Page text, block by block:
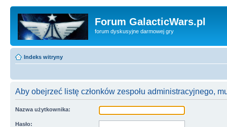
Forum GalacticWars.pl
forum dyskusyjne darmowej gry
Indeks witryny
Aby obejrzeć listę członków zespołu administracyjnego,
Nazwa użytkownika:
Hasło: